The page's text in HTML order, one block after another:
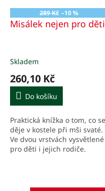
289 Kč –10 %
Misálek nejen pro děti
Skladem
260,10 Kč
Do košíku
Praktická knížka o tom, co se
děje v kostele při mši svaté.
Ve dvou vrstvách vysvětlené
pro děti i jejich rodiče.